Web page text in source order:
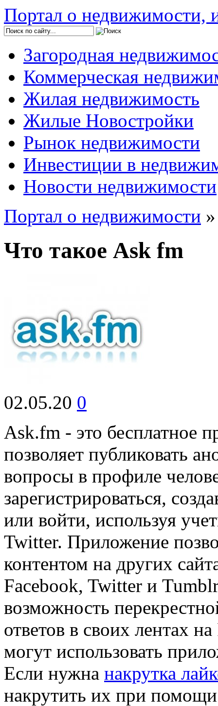
Портал о недвижимости,
Загородная
Коммерческая
Жилая недвижимость
Жилые Новостройки
Рынок недвижимости
Инвестиции в
Новости недвижимости
Портал о недвижимости
Что такое Ask fm
02.05.20 0
Ask.fm - это бесплатное
позволяет публиковать
вопросы в профиле
зарегистрироваться,
или войти, используя
Twitter. Приложение
контентом на других
Facebook, Twitter и
возможность
ответов в своих лентах
могут использовать
Если нужна накрутка
накрутить их при